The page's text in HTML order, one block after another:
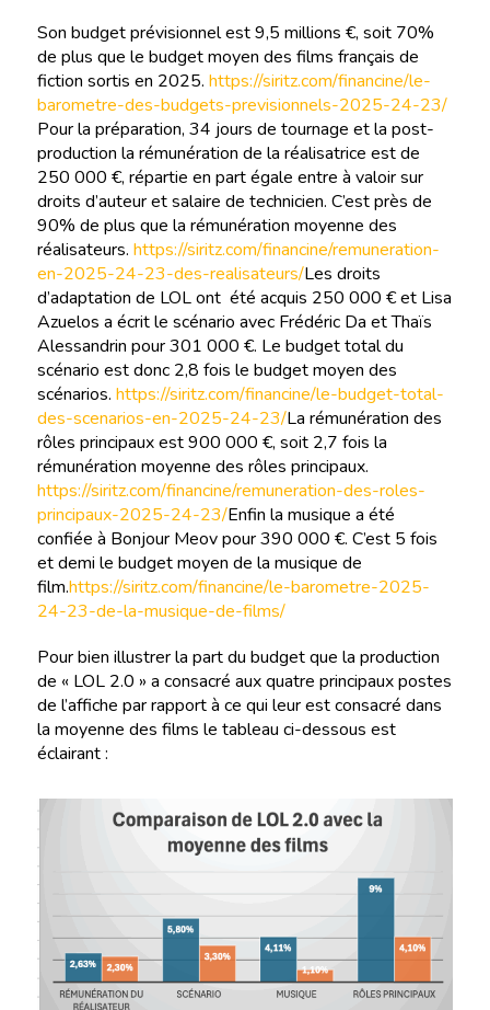
Son budget prévisionnel est 9,5 millions €, soit 70%
de plus que le budget moyen des films français de
fiction sortis en 2025. https://siritz.com/financine/le-
barometre-des-budgets-previsionnels-2025-24-23/
Pour la préparation, 34 jours de tournage et la post-
production la rémunération de la réalisatrice est de
250 000 €, répartie en part égale entre à valoir sur
droits d’auteur et salaire de technicien. C’est près de
90% de plus que la rémunération moyenne des
réalisateurs. https://siritz.com/financine/remuneration-
en-2025-24-23-des-realisateurs/Les droits
d’adaptation de LOL ont été acquis 250 000 € et Lisa
Azuelos a écrit le scénario avec Frédéric Da et Thaïs
Alessandrin pour 301 000 €. Le budget total du
scénario est donc 2,8 fois le budget moyen des
scénarios. https://siritz.com/financine/le-budget-total-
des-scenarios-en-2025-24-23/La rémunération des
rôles principaux est 900 000 €, soit 2,7 fois la
rémunération moyenne des rôles principaux.
https://siritz.com/financine/remuneration-des-roles-
principaux-2025-24-23/Enfin la musique a été
confiée à Bonjour Meov pour 390 000 €. C’est 5 fois
et demi le budget moyen de la musique de
film.https://siritz.com/financine/le-barometre-2025-
24-23-de-la-musique-de-films/
Pour bien illustrer la part du budget que la production
de « LOL 2.0 » a consacré aux quatre principaux postes
de l’affiche par rapport à ce qui leur est consacré dans
la moyenne des films le tableau ci-dessous est
éclairant :